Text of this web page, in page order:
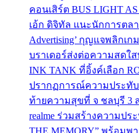
คอนเสิร์ต BUS LIGHT AS
เอ้ก ดิจิทัล แนะนักการตลา
Advertising’ กุญแจพลิกเก
บราเดอร์ส่งต่อความสดใ
INK TANK ที่อิ้งค์เลือก
ปรากฏการณ์ความประทับ
ท้ายความสุขที่ จ ชลบุรี 3
realme ร่วมสร้างความปร
THE MEMORY” พร้อม